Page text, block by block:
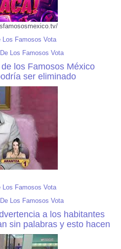
Los Famosos Vota
Los Famosos Vota
los Famosos México
ser eliminado
Los Famosos Vota
Los Famosos Vota
a los habitantes
sin palabras y esto hacen